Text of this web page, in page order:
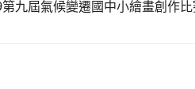
九屆氣候變遷國中小繪畫創作